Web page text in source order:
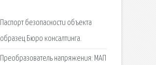
Паспорт безопасности объекта
образец Бюро консалтинга.
Преобразователь напряжения: МАП